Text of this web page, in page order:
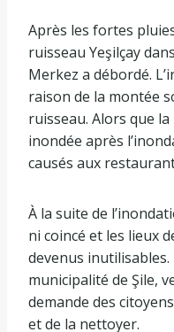
Après les fortes
ruisseau Yeşilçay
Merkez a débordé.
raison de la montée
ruisseau. Alors que
inondée après
causés aux
À la suite de
ni coincé et les lieux
devenus inutilisables.
municipalité de Şile,
demande des
et de la nettoyer.